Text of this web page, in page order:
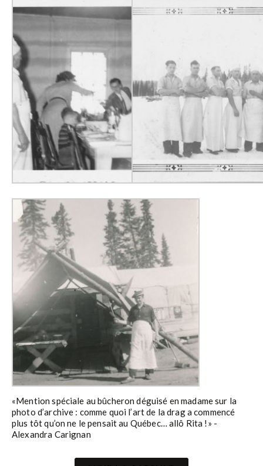
«Mention spéciale au bûcheron déguisé en madame sur la
photo d’archive : comme quoi l’art de la drag a commencé
plus tôt qu’on ne le pensait au Québec… allô Rita !» -
Alexandra Carignan